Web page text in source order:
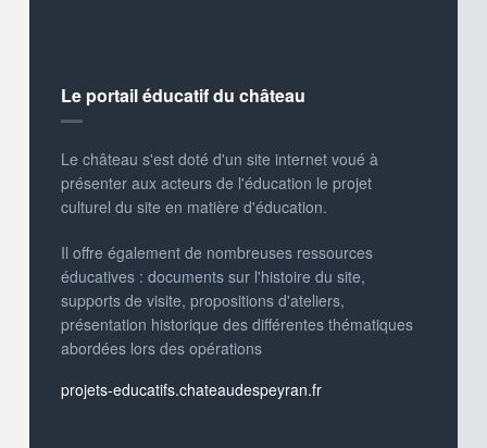
Le portail éducatif du château
Le château s'est doté d'un site internet voué à
présenter aux acteurs de l'éducation le projet
culturel du site en matière d'éducation.
Il offre également de nombreuses ressources
éducatives : documents sur l'histoire du site,
supports de visite, propositions d'ateliers,
présentation historique des différentes thématiques
abordées lors des opérations
projets-educatifs.chateaudespeyran.fr